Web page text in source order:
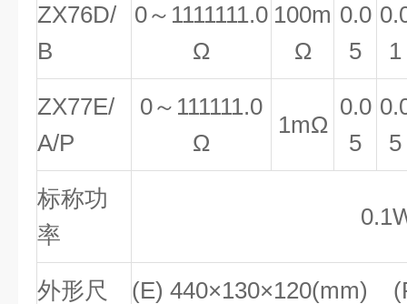
ZX76D/
B
0～ 1111111.0
Ω
100m
Ω
0.0
5
1
ZX77E/
A/P
0～ 111111.0
Ω
1mΩ
0.0
5
5
标称功
率
外形尺 (E) 440×130×120(mm)